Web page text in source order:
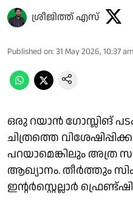
ശ്രീജിത്ത് എസ്
Published on: 31 May 2026, 10:37 am
ഒരു റയാൻ ഗോസ്ലിങ്
ചിത്രത്തെ
പറയാമെങ്കിലും അത്ര
ആഖ്യാനം. തീർത്തും
ഇന്റർസ്റ്റെല്ലാർ